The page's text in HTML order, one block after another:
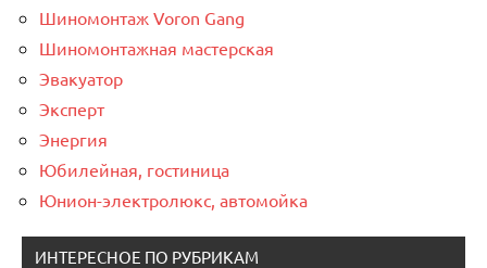
Шиномонтаж Voron Gang
Шиномонтажная мастерская
Эвакуатор
Эксперт
Энергия
Юбилейная, гостиница
Юнион-электролюкс, автомойка
ИНТЕРЕСНОЕ ПО РУБРИКАМ